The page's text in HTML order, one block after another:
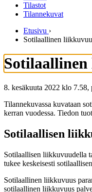
Tilastot
Tilannekuvat
Etusivu ›
Sotilaallinen
Sotilaallinen
8. kesäkuuta 2022 klo
Tilannekuvassa kuvataan
kerran vuodessa. Tiedon
Sotilaallisen
Sotilaallisen liikkuvuudella
tukee keskeisesti
Sotilaallinen liikkuvuus
sotilaallinen liikkuvuus